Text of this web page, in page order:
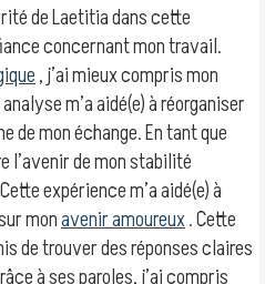
de Laetitia dans cette
concernant mon travail.
, j’ai mieux compris mon
m’a aidé(e) à réorganiser
de mon échange. En tant que
l’avenir de mon stabilité
expérience m’a aidé(e) à
monavenir amoureux. Cette
de trouver des réponses claires
à ses paroles, j’ai compris